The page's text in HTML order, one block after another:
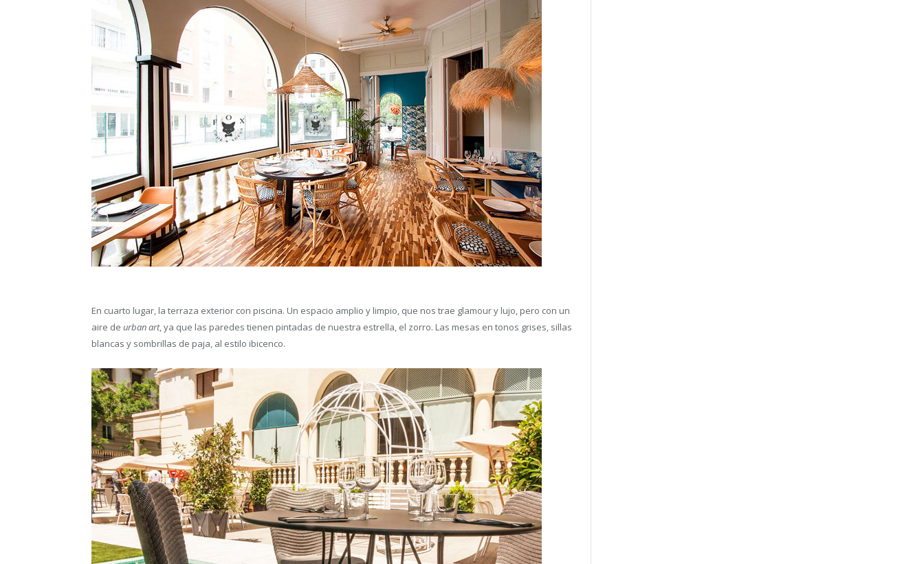
En cuarto lugar, la terraza exterior con piscina. Un espacio amplio y limpio, que nos trae glamour y lujo, pero con un
aire de urban art, ya que las paredes tienen pintadas de nuestra estrella, el zorro. Las mesas en tonos grises, sillas
blancas y sombrillas de paja, al estilo ibicenco.